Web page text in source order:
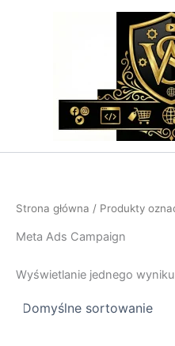
Strona główna / Produkty
Meta Ads Campaign
Wyświetlanie jednego wyniku